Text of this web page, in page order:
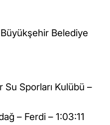
Belediye
Sporları Kulübü –
– Ferdi – 1:03:11